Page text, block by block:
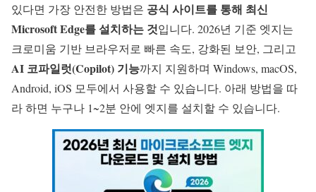
있다면 가장 안전한 방법은 공식 사이트를 통해 최신
Microsoft Edge를 설치하는 것입니다. 2026년 기준 엣지는
크로미움 기반 브라우저로 빠른 속도, 강화된 보안, 그리고
AI 코파일럿(Copilot) 기능까지 지원하며 Windows, macOS,
Android, iOS 모두에서 사용할 수 있습니다. 아래 방법을 따
라 하면 누구나 1~2분 안에 엣지를 설치할 수 있습니다.